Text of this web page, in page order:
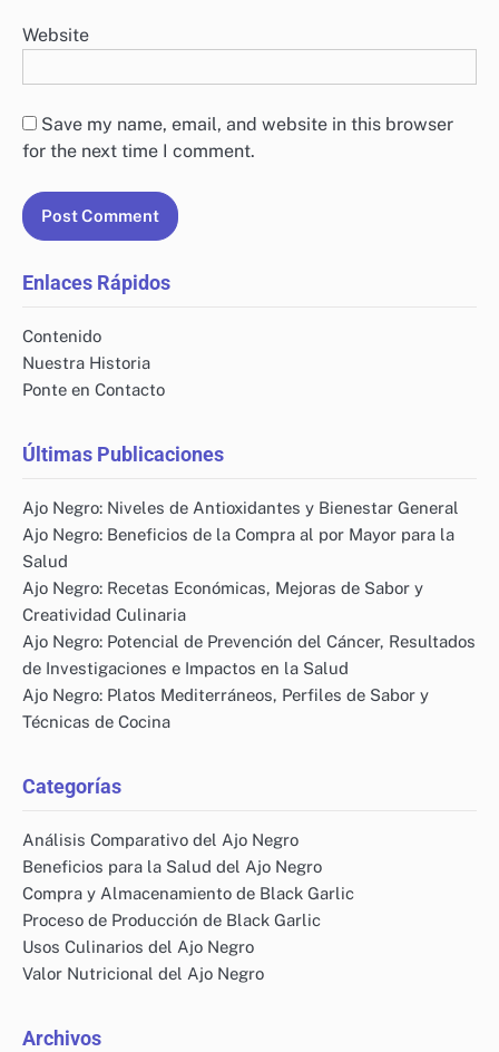
Website
Save my name, email, and website in this browser
for the next time I comment.
Enlaces Rápidos
Contenido
Nuestra Historia
Ponte en Contacto
Últimas Publicaciones
Ajo Negro: Niveles de Antioxidantes y Bienestar General
Ajo Negro: Beneficios de la Compra al por Mayor para la
Salud
Ajo Negro: Recetas Económicas, Mejoras de Sabor y
Creatividad Culinaria
Ajo Negro: Potencial de Prevención del Cáncer, Resultados
de Investigaciones e Impactos en la Salud
Ajo Negro: Platos Mediterráneos, Perfiles de Sabor y
Técnicas de Cocina
Categorías
Análisis Comparativo del Ajo Negro
Beneficios para la Salud del Ajo Negro
Compra y Almacenamiento de Black Garlic
Proceso de Producción de Black Garlic
Usos Culinarios del Ajo Negro
Valor Nutricional del Ajo Negro
Archivos